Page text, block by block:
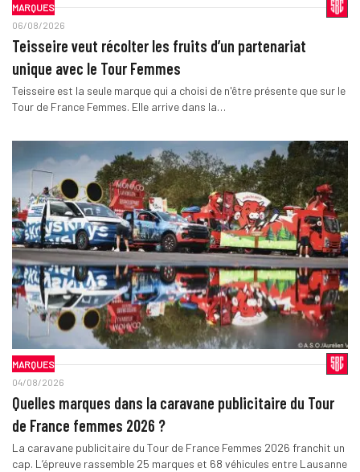
MARQUES
06/08/2026
Teisseire veut récolter les fruits d’un partenariat
unique avec le Tour Femmes
Teisseire est la seule marque qui a choisi de n'être présente que sur le
Tour de France Femmes. Elle arrive dans la…
MARQUES
04/08/2026
Quelles marques dans la caravane publicitaire du Tour
de France femmes 2026 ?
La caravane publicitaire du Tour de France Femmes 2026 franchit un
cap. L’épreuve rassemble 25 marques et 68 véhicules entre Lausanne